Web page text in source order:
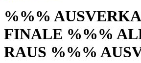
%%%
FINALE %%%
RAUS %%%